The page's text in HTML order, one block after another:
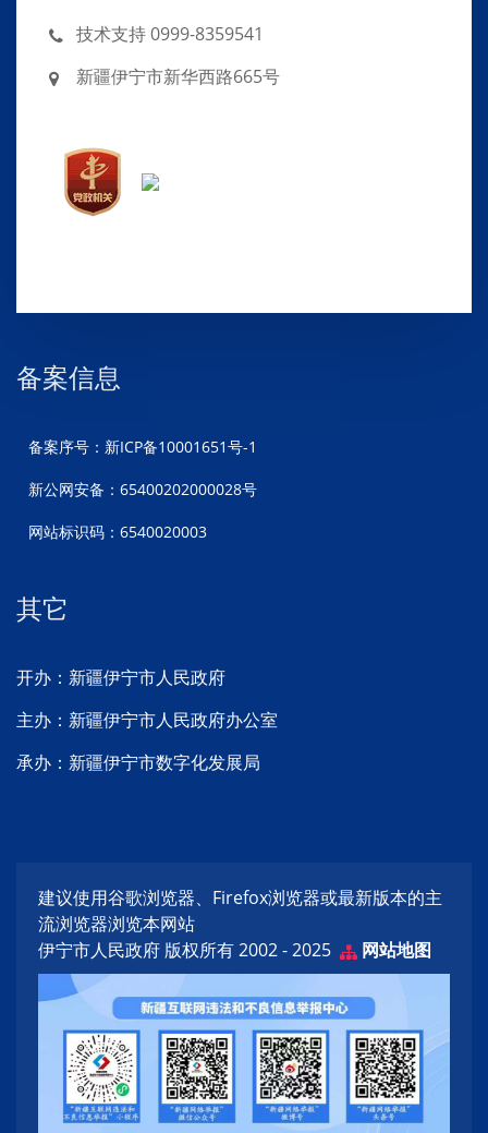
技术支持 0999-8359541
新疆伊宁市新华西路665号
备案信息
备案序号：新ICP备10001651号-1
新公网安备：65400202000028号
网站标识码：6540020003
其它
开办：新疆伊宁市人民政府
主办：新疆伊宁市人民政府办公室
承办：新疆伊宁市数字化发展局
建议使用谷歌浏览器、Firefox浏览器或最新版本的主
流浏览器浏览本网站
伊宁市人民政府 版权所有 2002 - 2025
网站地图